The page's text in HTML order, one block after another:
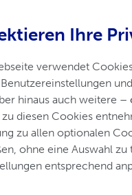
Akne inversa
Ihre
verwendet
hinaus auch weitere –
diesen Cookies
zu allen optionalen
ohne eine Auswahl
entsprechend